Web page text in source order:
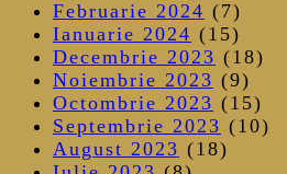
Februarie 2024 (7)
Ianuarie 2024 (15)
Decembrie 2023 (18)
Noiembrie 2023 (9)
Octombrie 2023 (15)
Septembrie 2023 (10)
August 2023 (18)